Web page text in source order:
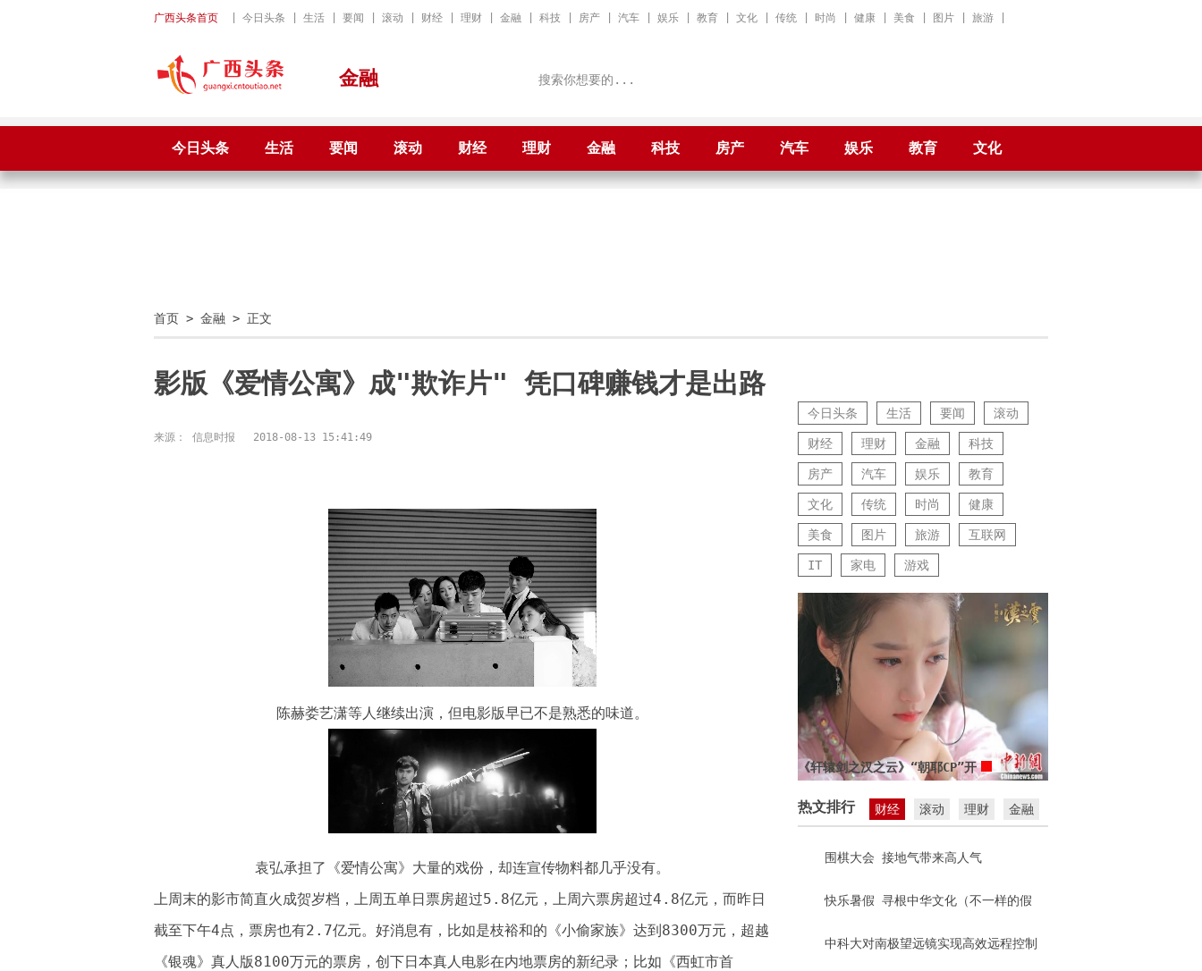
广西头条首页 今日头条 生活 要闻 滚动 财经 理财 金融 科技 房产 汽车 娱乐 教育 文化 传统 时尚 健康 美食 图片 旅游
金融
今日头条 生活 要闻 滚动 财经 理财 金融 科技 房产 汽车 娱乐 教育 文化
首页 > 金融 > 正文
影版《爱情公寓》成"欺诈片" 凭口碑赚钱才是出路
来源： 信息时报 2018-08-13 15:41:49
陈赫娄艺潇等人继续出演，但电影版早已不是熟悉的味道。
袁弘承担了《爱情公寓》大量的戏份，却连宣传物料都几乎没有。
上周末的影市简直火成贺岁档，上周五单日票房超过5.8亿元，上周六票房超过4.8亿元，而昨日
截至下午4点，票房也有2.7亿元。好消息有，比如是枝裕和的《小偷家族》达到8300万元，超越
《银魂》真人版8100万元的票房，创下日本真人电影在内地票房的新纪录；比如《西虹市首
今日头条 生活 要闻 滚动
财经 理财 金融 科技
房产 汽车 娱乐 教育
文化 传统 时尚 健康
美食 图片 旅游 互联网
IT 家电 游戏
《轩辕剑之汉之云》“朝耶CP”开
热文排行 财经 滚动 理财 金融
围棋大会 接地气带来高人气
快乐暑假 寻根中华文化（不一样的假
期）
中科大对南极望远镜实现高效远程控制